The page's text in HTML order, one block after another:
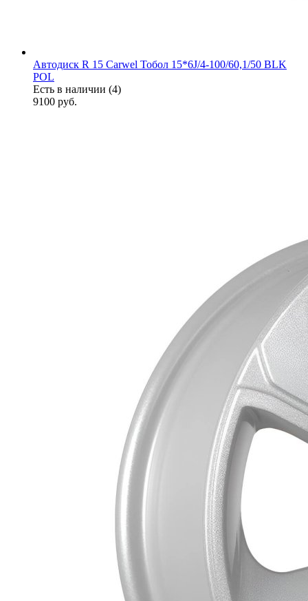
Автодиск R 15 Carwel Тобол 15*6J/4-100/60,1/50 BLK
POL
Есть в наличии (4)
9100 руб.